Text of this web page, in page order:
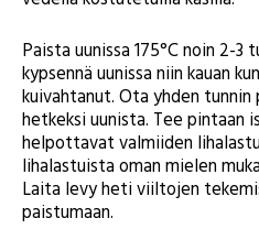
Paista uunissa 175°C noin 2-
kypsennä uunissa niin kauan
kuivahtanut. Ota yhden
hetkeksi uunista. Tee
helpottavat valmiiden
lihalastuista oman mielen
Laita levy heti viiltojen
paistumaan.